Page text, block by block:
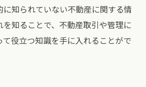
に知られていない不動産に関する情
知ることで、不動産取引や管理に
役立つ知識を手に入れることがで